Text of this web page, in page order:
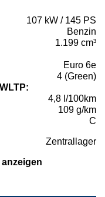
107 kW / 145 PS
Benzin
1.199 cm³
Euro 6e
4 (Green)
4,8 l/100km
109 g/km
C
Zentrallager